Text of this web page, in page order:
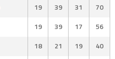
19 39 31
70
19 39 17
56
18 21 19
40